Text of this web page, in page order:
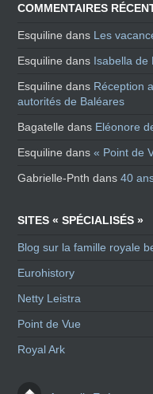
COMMENTAIRES
Esquiline dans Les
Esquiline dans Isabella de
Esquiline dans Réception
autorités de Baléares
Bagatelle dans Eléonore
Esquiline dans« Point de
Gabrielle-Pnth dans40
SITES « SPÉCIALISÉS »
Blog sur la famille royale
Eurohistory
Netty Leistra
Point de Vue
Royal Ark